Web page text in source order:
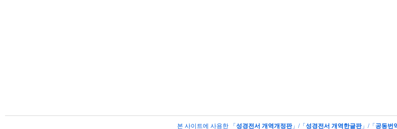
본 사이트에 사용한 「 성경전서 개역개정판」/「 성경전서 개역한글판」/「 공동번